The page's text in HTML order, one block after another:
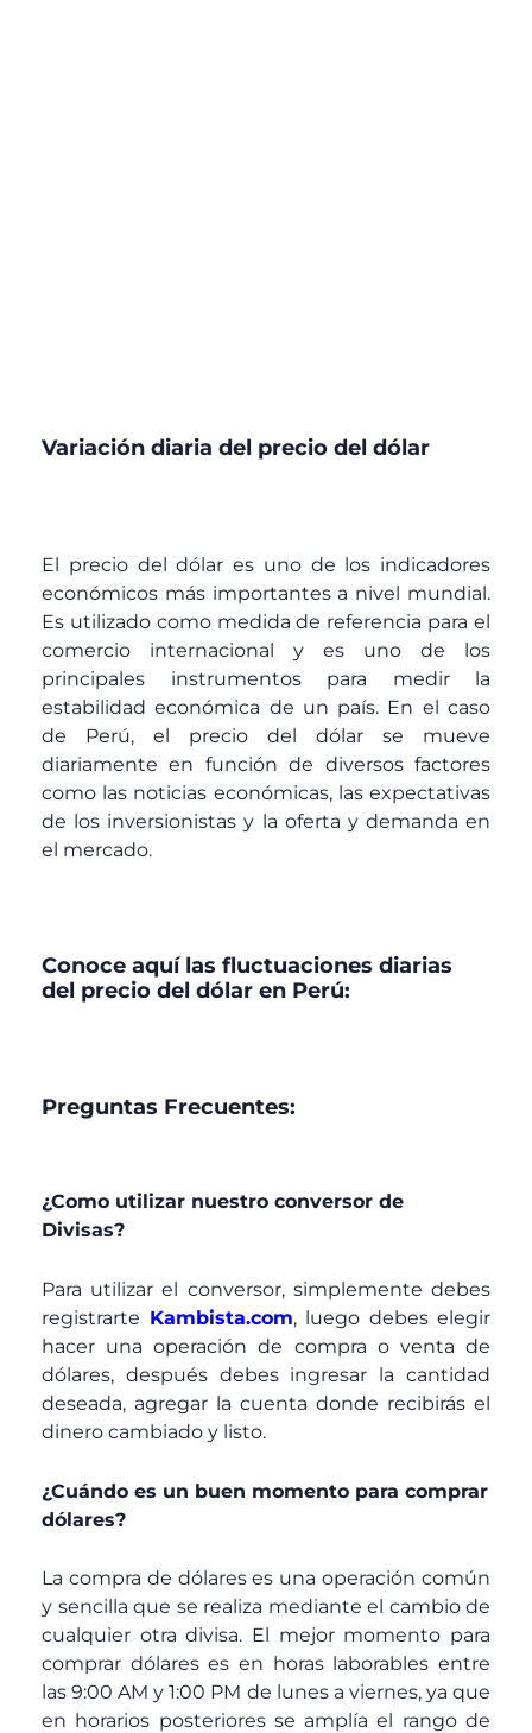
Variación diaria del precio del dólar
El precio del dólar es uno de los indicadores
económicos más importantes a nivel mundial.
Es utilizado como medida de referencia para el
comercio internacional y es uno de los
principales instrumentos para medir la
estabilidad económica de un país. En el caso
de Perú, el precio del dólar se mueve
diariamente en función de diversos factores
como las noticias económicas, las expectativas
de los inversionistas y la oferta y demanda en
el mercado.
Conoce aquí las fluctuaciones diarias
del precio del dólar en Perú:
Preguntas Frecuentes:
¿Como utilizar nuestro conversor de
Divisas?
Para utilizar el conversor, simplemente debes
registrarte Kambista.com, luego debes elegir
hacer una operación de compra o venta de
dólares, después debes ingresar la cantidad
deseada, agregar la cuenta donde recibirás el
dinero cambiado y listo.
¿Cuándo es un buen momento para comprar
dólares?
La compra de dólares es una operación común
y sencilla que se realiza mediante el cambio de
cualquier otra divisa. El mejor momento para
comprar dólares es en horas laborables entre
las 9:00 AM y 1:00 PM de lunes a viernes, ya que
en horarios posteriores se amplía el rango de